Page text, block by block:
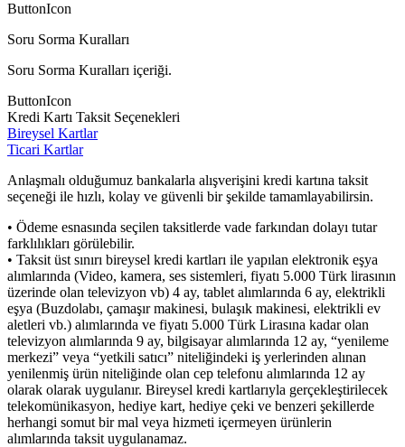
ButtonIcon
Soru Sorma Kuralları
Soru Sorma Kuralları içeriği.
ButtonIcon
Kredi Kartı Taksit Seçenekleri
Bireysel Kartlar
Ticari Kartlar
Anlaşmalı olduğumuz bankalarla alışverişini kredi kartına taksit
seçeneği ile hızlı, kolay ve güvenli bir şekilde tamamlayabilirsin.
• Ödeme esnasında seçilen taksitlerde vade farkından dolayı tutar
farklılıkları görülebilir.
• Taksit üst sınırı bireysel kredi kartları ile yapılan elektronik eşya
alımlarında (Video, kamera, ses sistemleri, fiyatı 5.000 Türk lirasının
üzerinde olan televizyon vb) 4 ay, tablet alımlarında 6 ay, elektrikli
eşya (Buzdolabı, çamaşır makinesi, bulaşık makinesi, elektrikli ev
aletleri vb.) alımlarında ve fiyatı 5.000 Türk Lirasına kadar olan
televizyon alımlarında 9 ay, bilgisayar alımlarında 12 ay, “yenileme
merkezi” veya “yetkili satıcı” niteliğindeki iş yerlerinden alınan
yenilenmiş ürün niteliğinde olan cep telefonu alımlarında 12 ay
olarak olarak uygulanır. Bireysel kredi kartlarıyla gerçekleştirilecek
telekomünikasyon, hediye kart, hediye çeki ve benzeri şekillerde
herhangi somut bir mal veya hizmeti içermeyen ürünlerin
alımlarında taksit uygulanamaz.